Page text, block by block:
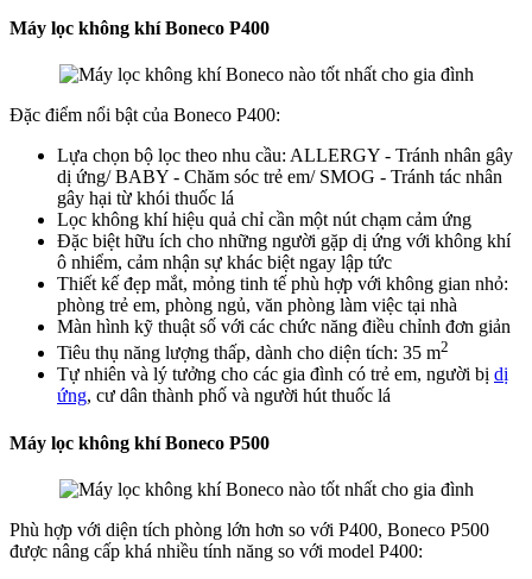
Máy lọc không khí Boneco P400
Đặc điểm nổi bật của Boneco P400:
Lựa chọn bộ lọc theo nhu cầu: ALLERGY - Tránh nhân gây
dị ứng/ BABY - Chăm sóc trẻ em/ SMOG - Tránh tác nhân
gây hại từ khói thuốc lá
Lọc không khí hiệu quả chỉ cần một nút chạm cảm ứng
Đặc biệt hữu ích cho những người gặp dị ứng với không khí
ô nhiểm, cảm nhận sự khác biệt ngay lập tức
Thiết kế đẹp mắt, mỏng tinh tế phù hợp với không gian nhỏ:
phòng trẻ em, phòng ngủ, văn phòng làm việc tại nhà
Màn hình kỹ thuật số với các chức năng điều chỉnh đơn giản
Tiêu thụ năng lượng thấp, dành cho diện tích: 35 m2
Tự nhiên và lý tưởng cho các gia đình có trẻ em, người bị dị
ứng, cư dân thành phố và người hút thuốc lá
Máy lọc không khí Boneco P500
Phù hợp với diện tích phòng lớn hơn so với P400, Boneco P500
được nâng cấp khá nhiều tính năng so với model P400: